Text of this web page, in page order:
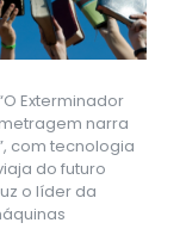
Exterminador
narra
com tecnologia
do futuro
o líder da